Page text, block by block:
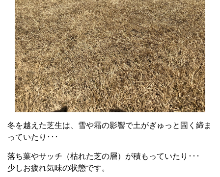
冬を越えた芝生は、雪や霜の影響で土がぎゅっと固く締ま
っていたり･･･
落ち葉やサッチ（枯れた芝の層）が積もっていたり･･･
少しお疲れ気味の状態です。